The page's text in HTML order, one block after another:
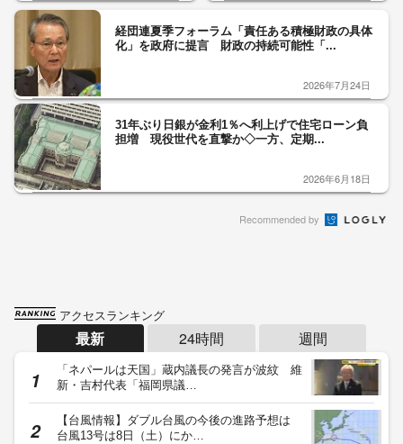
経団連夏季フォーラム「責任ある積極財政の具体
化」を政府に提言 財政の持続可能性「...
2026年7月24日
31年ぶり日銀が金利1％へ利上げで住宅ローン負
担増 現役世代を直撃か◇一方、定期...
2026年6月18日
Recommended by
アクセスランキング
最新 24時間 週間
「ネパールは天国」蔵内議長の発言が波紋 維
新・吉村代表「福岡県議…
【台風情報】ダブル台風の今後の進路予想は
台風13号は8日（土）にか…